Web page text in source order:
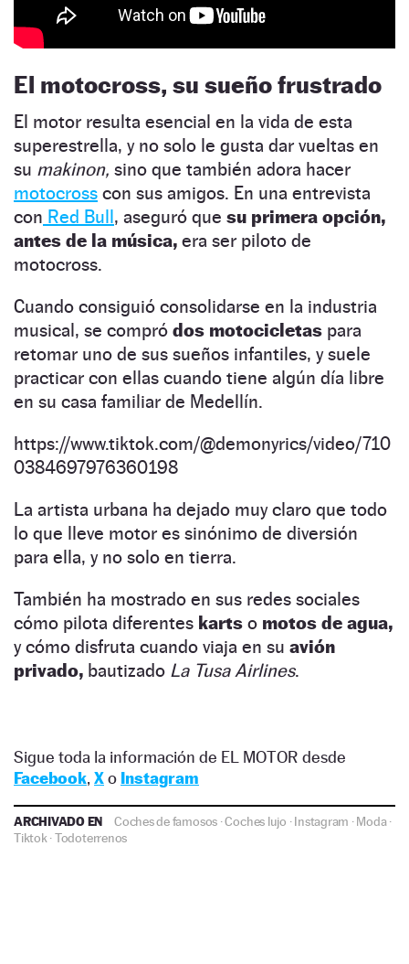
El motocross, su sueño frustrado
El motor resulta esencial en la vida de esta
superestrella, y no solo le gusta dar vueltas en
su makinon, sino que también adora hacer
motocross con sus amigos. En una entrevista
con Red Bull, aseguró que su primera opción,
antes de la música, era ser piloto de
motocross.
Cuando consiguió consolidarse en la industria
musical, se compró dos motocicletas para
retomar uno de sus sueños infantiles, y suele
practicar con ellas cuando tiene algún día libre
en su casa familiar de Medellín.
https://www.tiktok.com/@demonyrics/video/710
0384697976360198
La artista urbana ha dejado muy claro que todo
lo que lleve motor es sinónimo de diversión
para ella, y no solo en tierra.
También ha mostrado en sus redes sociales
cómo pilota diferentes karts o motos de agua,
y cómo disfruta cuando viaja en su avión
privado, bautizado La Tusa Airlines.
Sigue toda la información de EL MOTOR desde
Facebook, Xo Instagram
ARCHIVADO EN Coches de famosos ·Coches lujo ·Instagram ·Moda·
Tiktok ·Todoterrenos